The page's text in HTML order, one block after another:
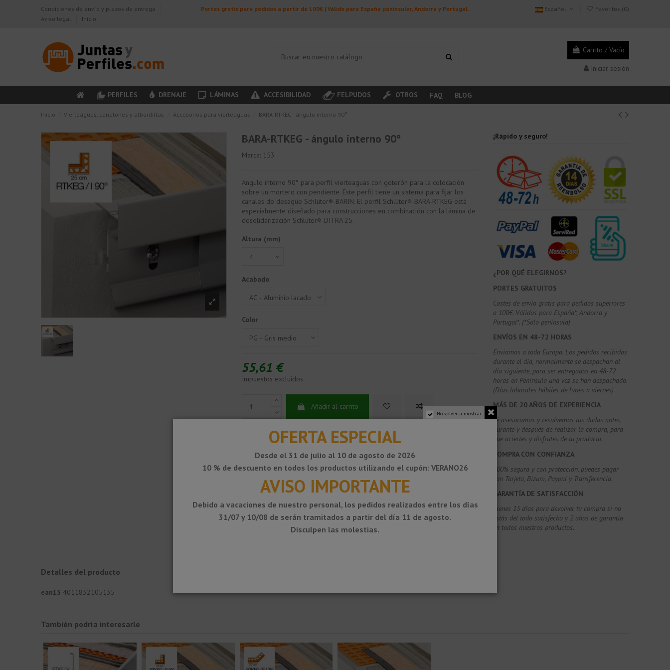
Condiciones de envío y plazos de entrega
Aviso legal
Inicio
Portes gratis para pedidos a partir de 100€ | Válido para España peninsular, Andorra y Portugal. Español Favoritos (0)
Carrito / Vacío
Iniciar sesión
PERFILES DRENAJE LÁMINAS ACCESIBILIDAD FELPUDOS OTROS FAQ BLOG
Inicio Vierteaguas, canalones y albardillas Accesorios para vierteaguas BARA-RTKEG - ángulo interno 90°
BARA-RTKEG - ángulo interno 90°
Marca: 153
Angulo interno 90° para perfil vierteaguas con goterón para la colocación
sobre un mortero con pendiente. Este perfil tiene un sistema para fijar los
canales de desagüe Schlüter®-BARIN. El perfil Schlüter®-BARA-RTKEG está
especialmente diseñado para construcciones en combinación con la lámina de
desolidarización Schlüter®-DITRA 25.
Altura (mm)
Acabado
Color
55,61 €
Impuestos excluidos
Añadir al carrito
¡Rápido y seguro!
¿POR QUÉ ELEGIRNOS?
PORTES GRATUITOS
Costes de envío gratis para pedidos superiores
a 100€. Válidos para España*, Andorra y
Portugal*. (*Solo península)
ENVÍOS EN 48-72 HORAS
Enviamos a toda Europa. Los pedidos recibidos
durante el día, normalmente se despachan al
día siguiente, para ser entregados en 48-72
horas en Península una vez se han despachado.
(Días laborales hábiles de lunes a viernes)
MÁS DE 20 AÑOS DE EXPERIENCIA
Te asesoramos y resolvemos tus dudas antes,
durante y después de realizar la compra, para
que aciertes y disfrutes de tu producto.
COMPRA CON CONFIANZA
100% segura y con protección, puedes pagar
con Tarjeta, Bizum, Paypal y Transferencia.
GARANTÍA DE SATISFACCIÓN
Tienes 15 días para devolver tu compra si no
estás del todo satisfecho y 2 años de garantía
en todos nuestros productos.
Detalles del producto
ean13 4011832105135
También podría interesarle
No volver a mostrar.
OFERTA ESPECIAL
Desde el 31 de julio al 10 de agosto de 2026
10 % de descuento en todos los productos utilizando el cupón: VERANO26
AVISO IMPORTANTE
Debido a vacaciones de nuestro personal, los pedidos realizados entre los días
31/07 y 10/08 de serán tramitados a partir del día 11 de agosto.
Disculpen las molestias.